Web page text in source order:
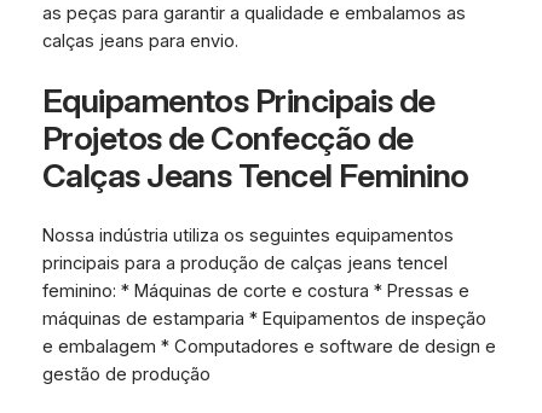
as peças para garantir a qualidade e embalamos as
calças jeans para envio.
Equipamentos Principais de
Projetos de Confecção de
Calças Jeans Tencel Feminino
Nossa indústria utiliza os seguintes equipamentos
principais para a produção de calças jeans tencel
feminino: * Máquinas de corte e costura * Pressas e
máquinas de estamparia * Equipamentos de inspeção
e embalagem * Computadores e software de design e
gestão de produção